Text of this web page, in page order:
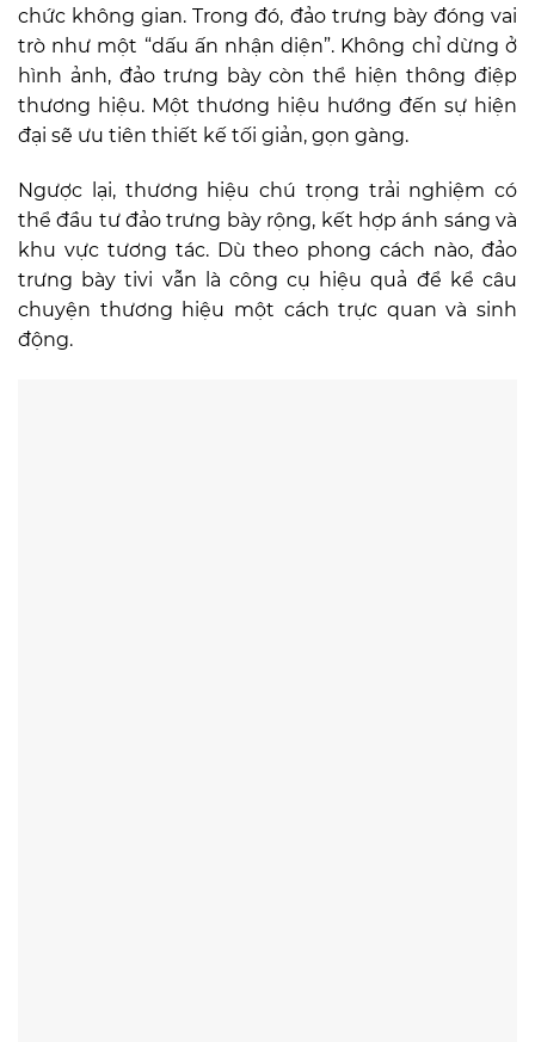
chức không gian. Trong đó, đảo trưng bày đóng vai
trò như một “dấu ấn nhận diện”. Không chỉ dừng ở
hình ảnh, đảo trưng bày còn thể hiện thông điệp
thương hiệu. Một thương hiệu hướng đến sự hiện
đại sẽ ưu tiên thiết kế tối giản, gọn gàng.
Ngược lại, thương hiệu chú trọng trải nghiệm có
thể đầu tư đảo trưng bày rộng, kết hợp ánh sáng và
khu vực tương tác. Dù theo phong cách nào, đảo
trưng bày tivi vẫn là công cụ hiệu quả để kể câu
chuyện thương hiệu một cách trực quan và sinh
động.